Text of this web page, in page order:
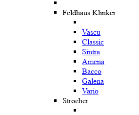
Feldhaus Klinker
Vascu
Classic
Sintra
Amena
Bacco
Galena
Vario
Stroeher